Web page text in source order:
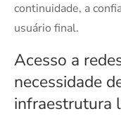
continuidade, a
usuário final.
Acesso a
necessidade
infraestrutura